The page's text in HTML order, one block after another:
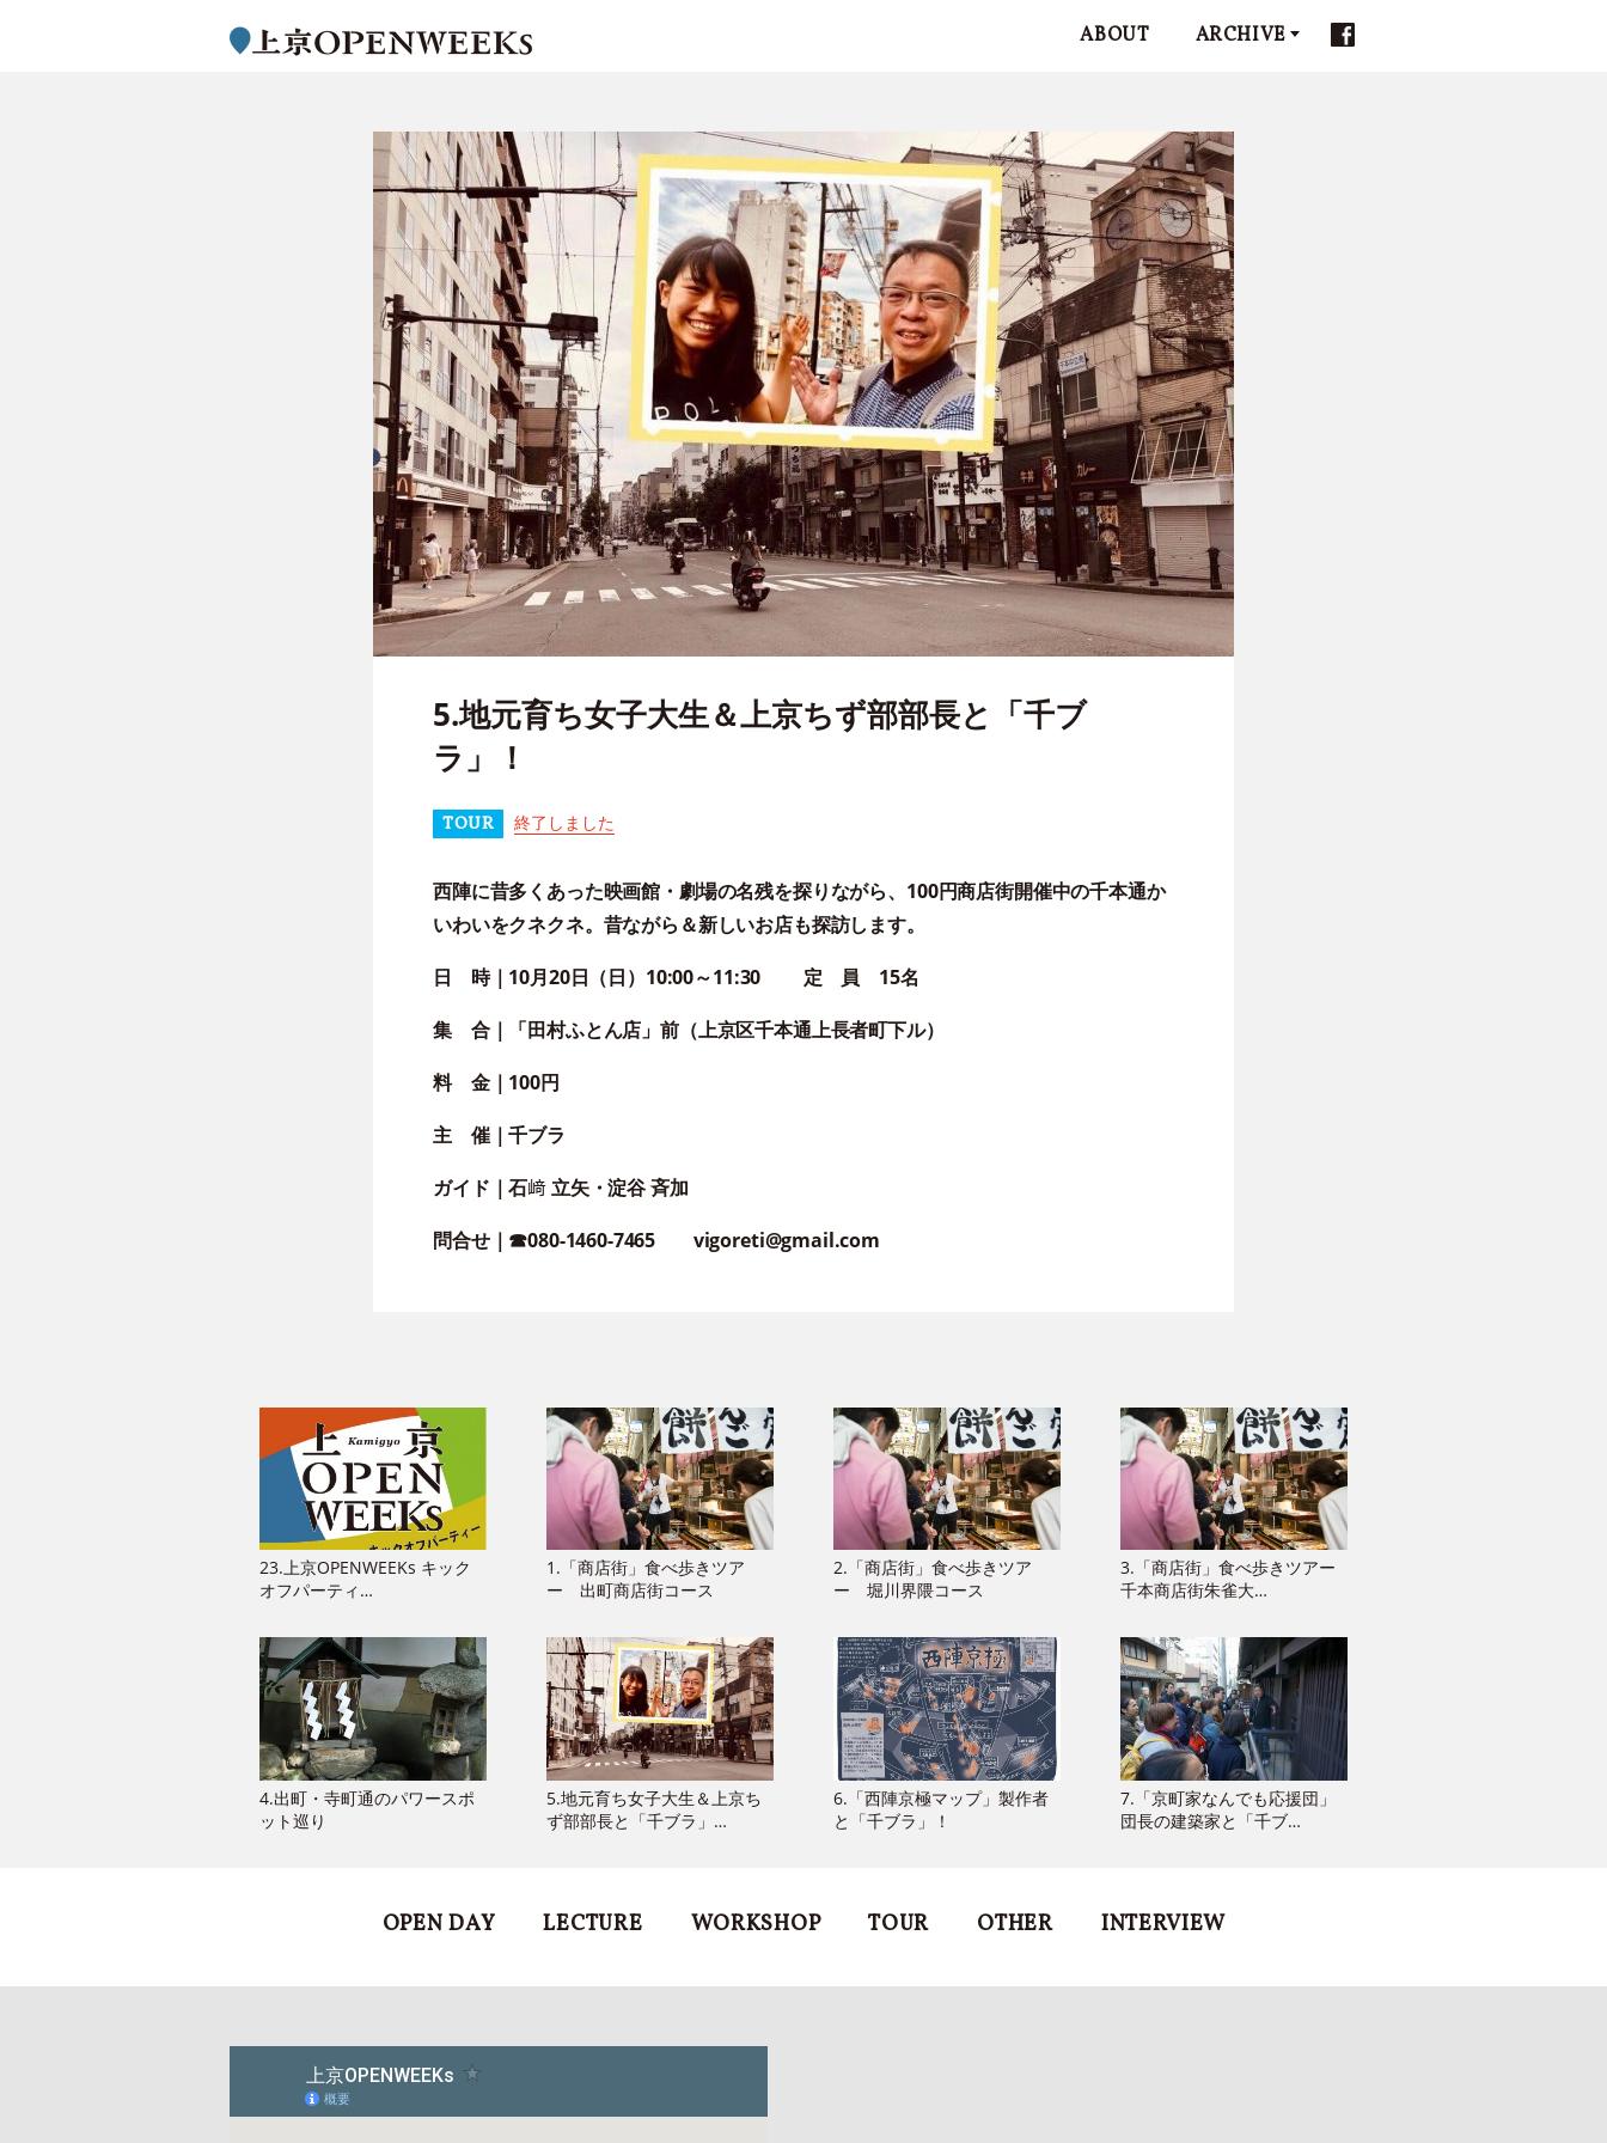
ABOUT ARCHIVE
5.地元育ち女子大生＆上京ちず部部長と「千ブ
ラ」！
TOUR 終了しました
西陣に昔多くあった映画館・劇場の名残を探りながら、100円商店街開催中の千本通か
いわいをクネクネ。昔ながら＆新しいお店も探訪します。
日 時｜ 10月20日 （日） 10:00～11:30 定 員 15名
集 合｜「田村ふとん店」前（上京区千本通上長者町下ル）
料 金｜ 100円
主 催｜千ブラ
ガイド｜石﨑立矢・淀谷 斉加
問合せ｜ ☎080-1460-7465 vigoreti@gmail.com
23.上京OPENWEEKs キック
オフパーティ…
1.「商店街」食べ歩きツア
ー 出町商店街コース
2.「商店街」食べ歩きツア
ー 堀川界隈コース
3.「商店街」食べ歩きツアー
千本商店街朱雀大…
4.出町・寺町通のパワースポ
ット巡り
5.地元育ち女子大生＆上京ち
ず部部長と「千ブラ」…
6.「西陣京極マップ」製作者
と「千ブラ」！
7.「京町家なんでも応援団」
団長の建築家と「千ブ…
OPEN DAY LECTURE WORKSHOP TOUR OTHER INTERVIEW